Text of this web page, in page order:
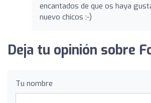
encantados de que os haya
nuevo chicos ;-)
Deja tu opinión sobre
Tu nombre